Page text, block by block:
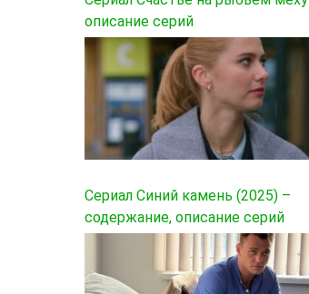
описание серий
Сериал Синий камень (2025) –
содержание, описание серий